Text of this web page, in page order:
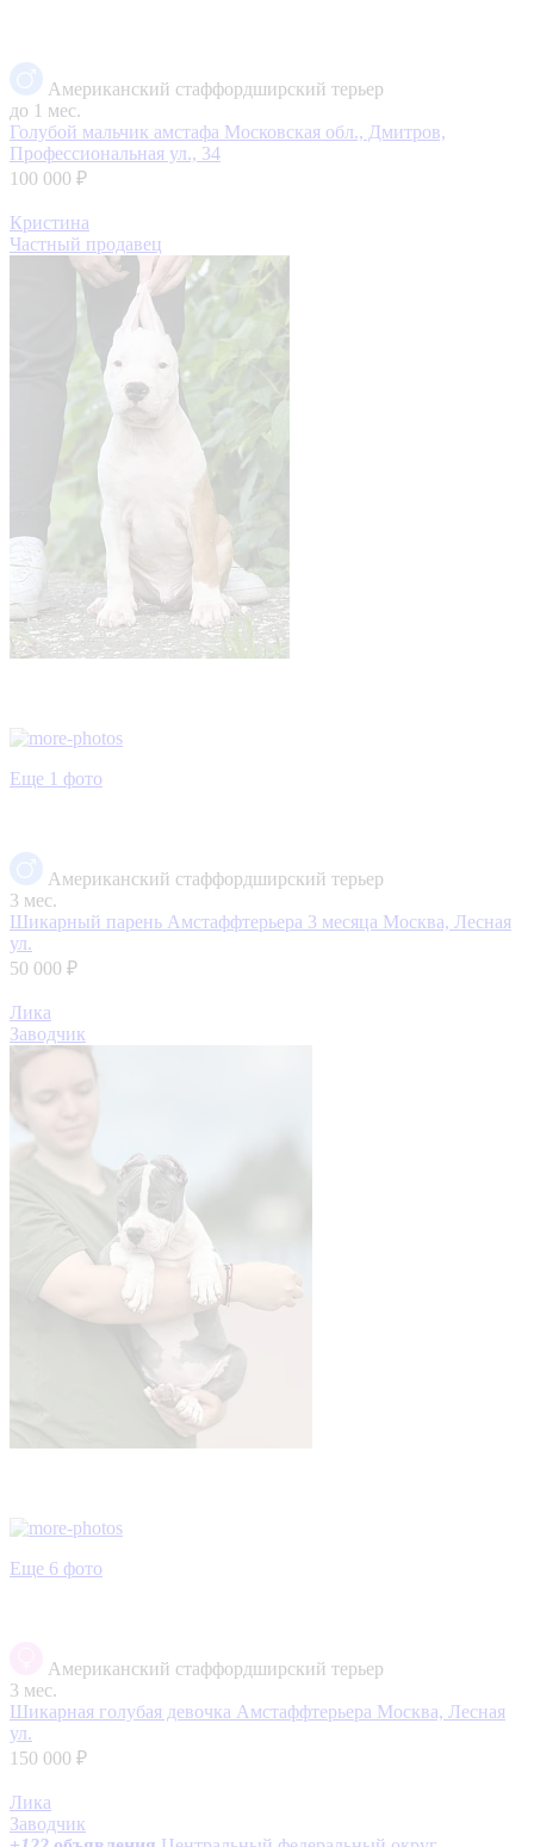
Американский стаффордширский терьер
до 1 мес.
Голубой мальчик амстафа Московская обл., Дмитров,
Профессиональная ул., 34
100 000 ₽
Кристина
Частный продавец
Еще 1 фото
Американский стаффордширский терьер
3 мес.
Шикарный парень Амстаффтерьера 3 месяца Москва, Лесная
ул.
50 000 ₽
Лика
Заводчик
Еще 6 фото
Американский стаффордширский терьер
3 мес.
Шикарная голубая девочка Амстаффтерьера Москва, Лесная
ул.
150 000 ₽
Лика
Заводчик